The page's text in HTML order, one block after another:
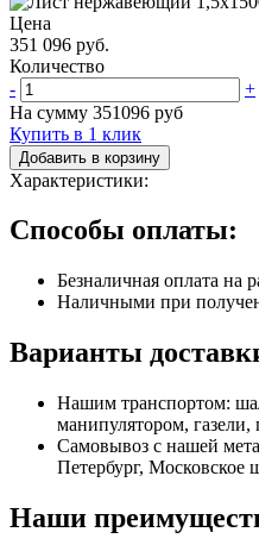
Цена
351 096 руб.
Количество
-
+
На сумму 351096 руб
Купить в 1 клик
Добавить в корзину
Характеристики:
Способы оплаты:
Безналичная оплата на
Наличными при
Варианты
Нашим транспортом:
манипулятором, газели,
Самовывоз с нашей
Петербург, Московское
Наши